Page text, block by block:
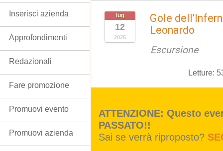
lug
12
2025
Gole
Leonardo
Escursione
Letture:
ATTENZIONE: Questo
PASSATO!!
Sai se verrà riproposto?
Inserisci azienda
Approfondimenti
Redazionali
Fare promozione
Promuovi evento
Promuovi azienda